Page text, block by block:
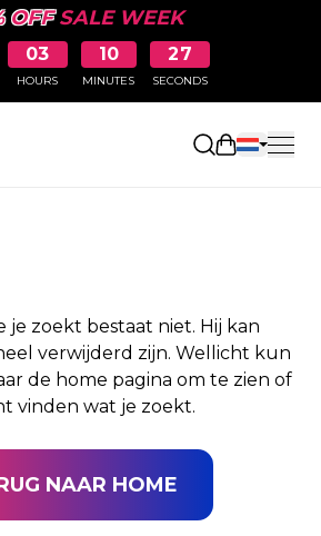
OFFSALE WEEK
03
HOURS
10
MINUTES
27
SECONDS
je zoekt bestaat niet. Hij kan
verwijderd zijn. Wellicht kun
de home pagina om te zien of
vinden wat je zoekt.
NAAR HOME